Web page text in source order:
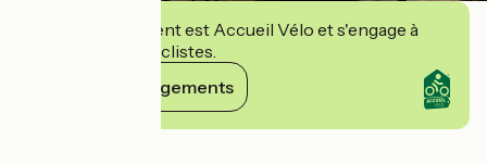
Cet établissement est Accueil Vélo et s'engage à
accueillir des cyclistes.
Voir ses engagements